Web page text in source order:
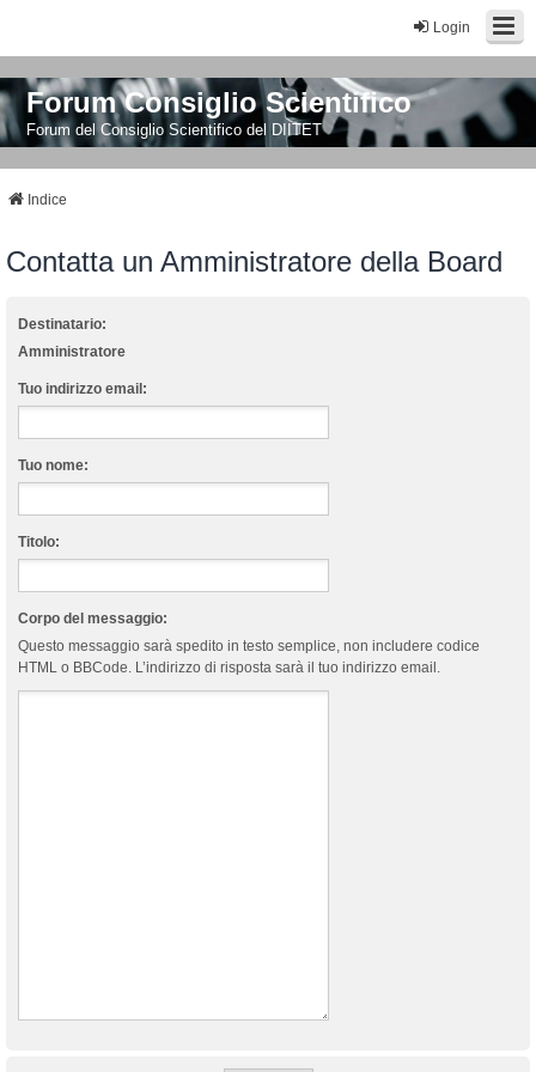
Login
Forum Consiglio Scientifico
Forum del Consiglio Scientifico del DIITET
Indice
Contatta un Amministratore della Board
Destinatario:
Amministratore
Tuo indirizzo email:
Tuo nome:
Titolo:
Corpo del messaggio:
Questo messaggio sarà spedito in testo semplice, non includere codice
HTML o BBCode. L’indirizzo di risposta sarà il tuo indirizzo email.